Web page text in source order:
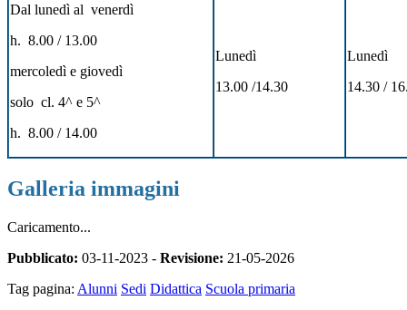
Dal lunedì al venerdì
h. 8.00 / 13.00
mercoledì e giovedì
solo cl. 4^ e 5^
h. 8.00 / 14.00
Lunedì
13.00 /14.30
Lunedì
14.30 /
Galleria immagini
Caricamento...
Pubblicato: 03-11-2023 - Revisione: 21-05-2026
Tag pagina: Alunni Sedi Didattica Scuola primaria